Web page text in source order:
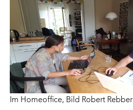
Im Homeoffice, Bild Robert Rebber